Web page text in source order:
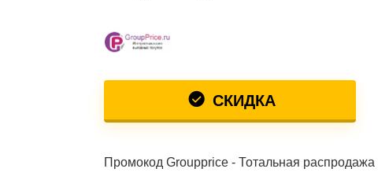
СКИДКА
Промокод Groupprice - Тотальная распродажа